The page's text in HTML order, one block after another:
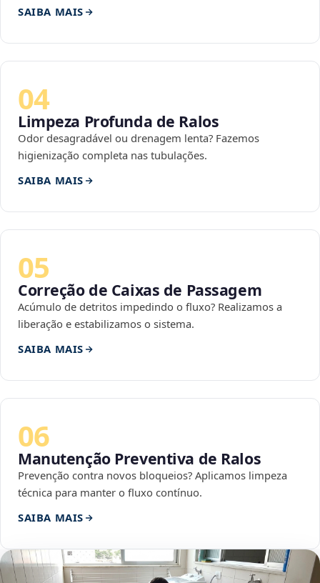
SAIBA MAIS
04
Limpeza Profunda de Ralos
Odor desagradável ou drenagem lenta? Fazemos
higienização completa nas tubulações.
SAIBA MAIS
05
Correção de Caixas de Passagem
Acúmulo de detritos impedindo o fluxo? Realizamos a
liberação e estabilizamos o sistema.
SAIBA MAIS
06
Manutenção Preventiva de Ralos
Prevenção contra novos bloqueios? Aplicamos limpeza
técnica para manter o fluxo contínuo.
SAIBA MAIS